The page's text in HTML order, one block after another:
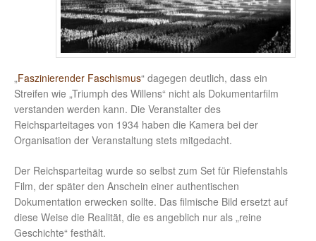
„Faszinierender Faschismus“ dagegen deutlich, dass ein
Streifen wie „Triumph des Willens“ nicht als Dokumentarfilm
verstanden werden kann. Die Veranstalter des
Reichsparteitages von 1934 haben die Kamera bei der
Organisation der Veranstaltung stets mitgedacht.
Der Reichsparteitag wurde so selbst zum Set für Riefenstahls
Film, der später den Anschein einer authentischen
Dokumentation erwecken sollte. Das filmische Bild ersetzt auf
diese Weise die Realität, die es angeblich nur als „reine
Geschichte“ festhält.